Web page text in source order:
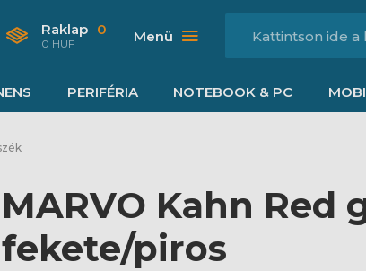
Raklap 0
0 HUF Menü
PERIFÉRIA NOTEBOOK & PC
MARVO Kahn Red
fekete/piros